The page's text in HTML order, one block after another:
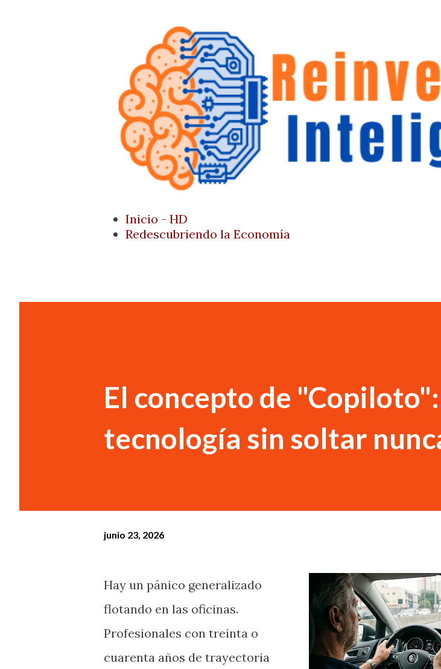
Inicio - HD
Redescubriendo la Economía
El concepto de
tecnología sin soltar
junio 23, 2026
Hay un pánico generalizado
flotando en las oficinas.
Profesionales con treinta o
cuarenta años de trayectoria